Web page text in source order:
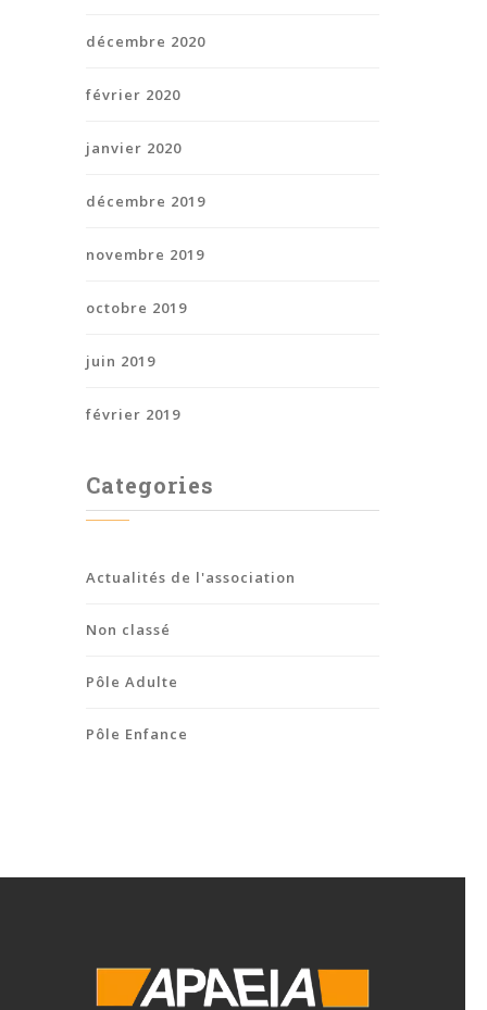
décembre 2020
février 2020
janvier 2020
décembre 2019
novembre 2019
octobre 2019
juin 2019
février 2019
Categories
Actualités de l'association
Non classé
Pôle Adulte
Pôle Enfance